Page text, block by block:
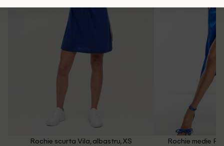
Rochie scurta Vila, albastru, XS Rochie medie